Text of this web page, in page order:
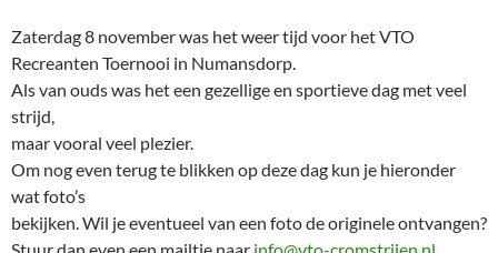
Zaterdag 8 november was het weer tijd voor het VTO
Recreanten Toernooi in Numansdorp.
Als van ouds was het een gezellige en sportieve dag met veel
strijd,
maar vooral veel plezier.
Om nog even terug te blikken op deze dag kun je hieronder
wat foto’s
bekijken. Wil je eventueel van een foto de originele ontvangen?